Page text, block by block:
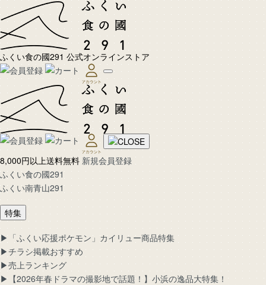
ふくい食の國291 公式オンラインストア
8,000円以上送料無料 新規会員登録
ふくい食の國291
ふくい南青山291
特集
▶︎「ふくい応援ポケモン」カイリュー商品特集
▶︎チラシ掲載おすすめ
▶︎売上ランキング
▶︎【2026年春ドラマの撮影地で話題！】小浜の逸品大特集！